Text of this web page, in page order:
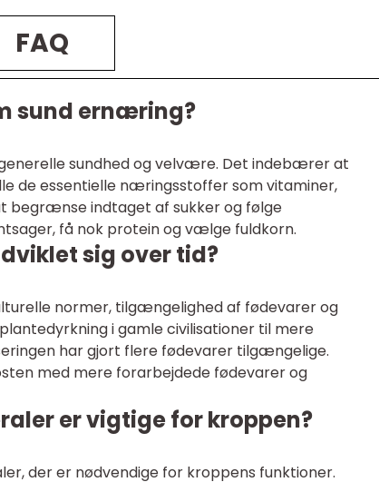
FAQ
sund ernæring?
sundhed og velvære. Det indebærer at
de essentielle næringsstoffer som vitaminer,
begrænse indtaget af sukker og følge
få nok protein og vælge fuldkorn.
sig over tid?
normer, tilgængelighed af fødevarer og
i gamle civilisationer til mere
har gjort flere fødevarer tilgængelige.
med mere forarbejdede fødevarer og
er vigtige for kroppen?
der er nødvendige for kroppens funktioner.